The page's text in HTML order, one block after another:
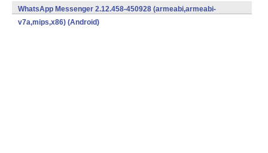
v7a,mips,x86) (Android)
WhatsApp Messenger 2.12.458-450928 (armeabi,armeabi-
v7a,mips,x86) (Android)